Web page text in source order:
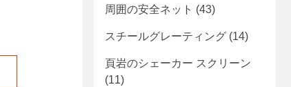
周囲の安全ネット (43)
スチールグレーティング (14)
頁岩のシェーカー スクリーン
(11)